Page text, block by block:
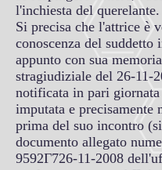
l'inchiesta del querelante.
Si precisa che l'attrice è
conoscenza del suddetto
appunto con sua memoria
stragiudiziale del 26-11-
notificata in pari
imputata e precisamente
prima del suo incontro
documento allegato
9592Γ726-11-2008